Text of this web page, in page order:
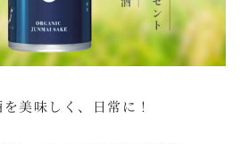
美味しく、日常に！